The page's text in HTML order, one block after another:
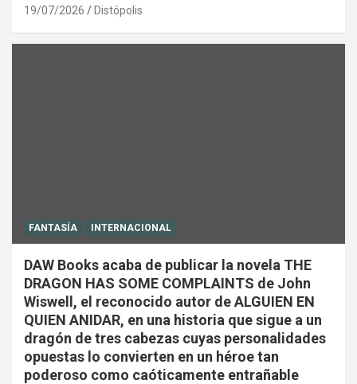
19/07/2026 Distópolis
FANTASÍA INTERNACIONAL
DAW Books acaba de publicar la novela THE
DRAGON HAS SOME COMPLAINTS de John
Wiswell, el reconocido autor de ALGUIEN EN
QUIEN ANIDAR, en una historia que sigue a un
dragón de tres cabezas cuyas personalidades
opuestas lo convierten en un héroe tan
poderoso como caóticamente entrañable